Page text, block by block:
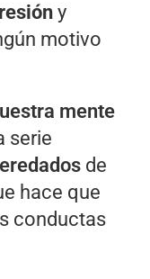
y
motivo
mente
serie
de
hace que
conductas